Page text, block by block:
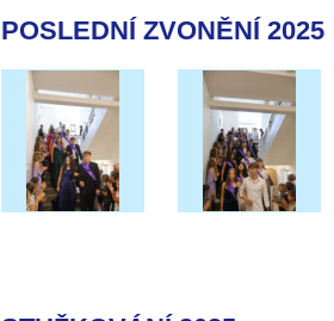
POSLEDNÍ ZVONĚNÍ 2025